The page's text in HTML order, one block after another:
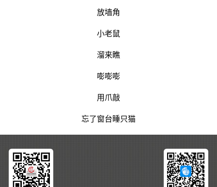
放墙角
小老鼠
溜来瞧
嘭嘭嘭
用爪敲
忘了窗台睡只猫